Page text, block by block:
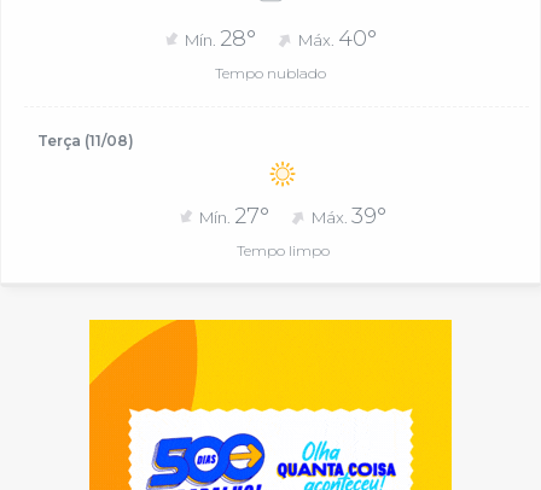
Mín. 28° Máx. 40°
Tempo nublado
Terça (11/08)
Mín. 27° Máx.39°
Tempo limpo